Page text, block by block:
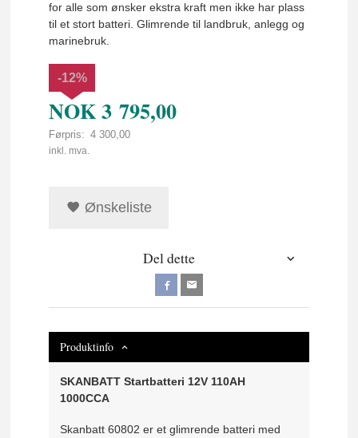
for alle som ønsker ekstra kraft men ikke har plass
til et stort batteri. Glimrende til landbruk, anlegg og
marinebruk.
NOK3 795,00
Førpris: 4 300,00
Rabatt
-12%
inkl. mva.
Ønskeliste
Del dette
Produktinfo
SKANBATT Startbatteri 12V 110AH
1000CCA
Skanbatt 60802 er et glimrende batteri med